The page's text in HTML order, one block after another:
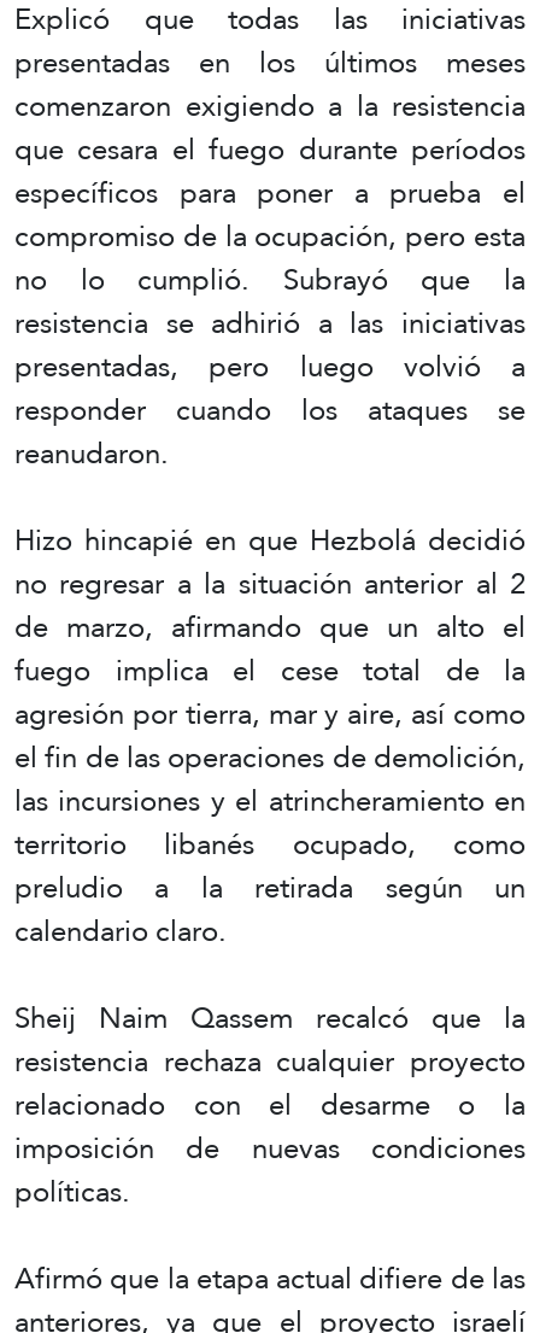
Explicó que todas las iniciativas
presentadas en los últimos meses
comenzaron exigiendo a la resistencia
que cesara el fuego durante períodos
específicos para poner a prueba el
compromiso de la ocupación, pero esta
no lo cumplió. Subrayó que la
resistencia se adhirió a las iniciativas
presentadas, pero luego volvió a
responder cuando los ataques se
reanudaron.
Hizo hincapié en que Hezbolá decidió
no regresar a la situación anterior al 2
de marzo, afirmando que un alto el
fuego implica el cese total de la
agresión por tierra, mar y aire, así como
el fin de las operaciones de demolición,
las incursiones y el atrincheramiento en
territorio libanés ocupado, como
preludio a la retirada según un
calendario claro.
Sheij Naim Qassem recalcó que la
resistencia rechaza cualquier proyecto
relacionado con el desarme o la
imposición de nuevas condiciones
políticas.
Afirmó que la etapa actual difiere de las
anteriores, ya que el proyecto israelí